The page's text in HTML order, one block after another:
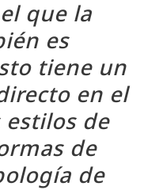
que la
es
tiene un
en el
estilos de
de
de